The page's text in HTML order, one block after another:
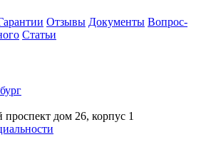
Отзывы Документы Вопрос-
Статьи
дом 26, корпус 1